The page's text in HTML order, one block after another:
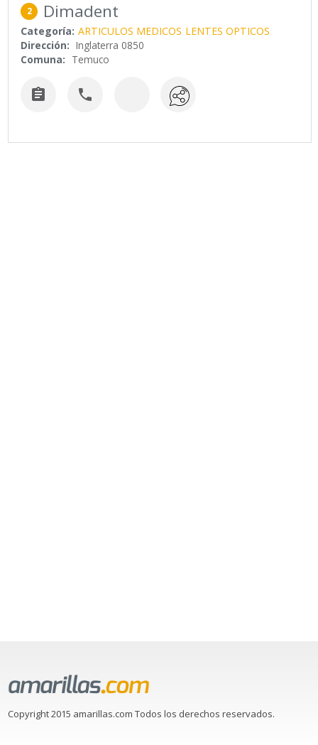
2 Dimadent
Categoría: ARTICULOS MEDICOS LENTES OPTICOS
Dirección: Inglaterra 0850
Comuna: Temuco
 
Copyright 2015 amarillas.com Todos los derechos reservados.